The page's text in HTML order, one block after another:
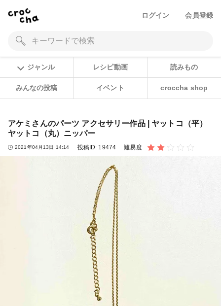
ログイン 会員登録
ジャンル レシピ動画 読みもの
みんなの投稿 イベント croccha shop
アケミさんのパーツ アクセサリー作品 | ヤットコ（平）
ヤットコ（丸）ニッパー
2021年04月13日 14:14 投稿ID: 19474 難易度